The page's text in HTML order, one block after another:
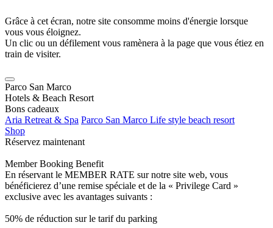
Grâce à cet écran, notre site consomme moins d'énergie lorsque
vous vous éloignez.
Un clic ou un défilement vous ramènera à la page que vous étiez en
train de visiter.
Parco San Marco
Hotels & Beach Resort
Bons cadeaux
Aria Retreat & Spa Parco San Marco Life style beach resort
Shop
Réservez maintenant
Member Booking Benefit
En réservant le MEMBER RATE sur notre site web, vous
bénéficierez d’une remise spéciale et de la « Privilege Card »
exclusive avec les avantages suivants :
50% de réduction sur le tarif du parking